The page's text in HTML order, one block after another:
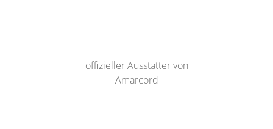
offizieller Ausstatter von
Amarcord